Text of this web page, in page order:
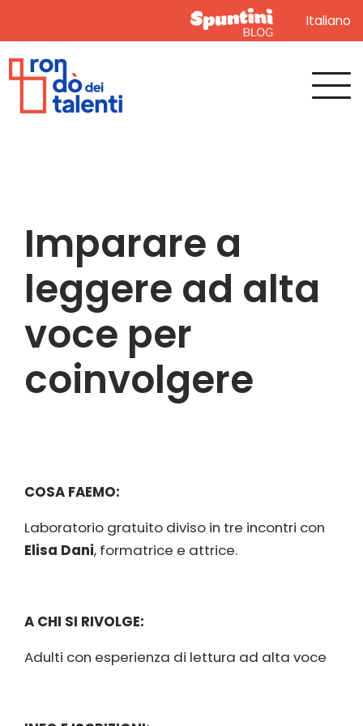
Italiano
Imparare a
leggere ad alta
voce per
coinvolgere
COSA FAEMO:
Laboratorio gratuito diviso in tre incontri con
Elisa Dani, formatrice e attrice.
A CHI SI RIVOLGE:
Adulti con esperienza di lettura ad alta voce